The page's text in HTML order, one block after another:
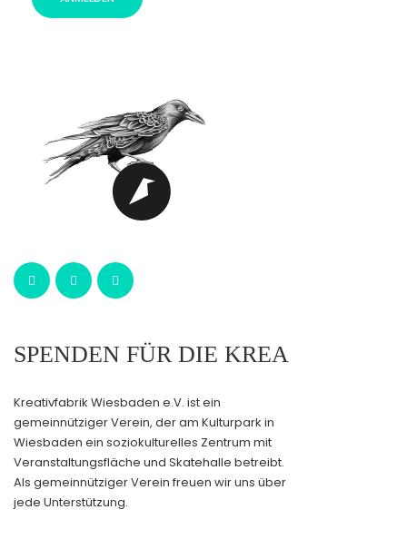
SPENDEN FÜR DIE KREA
Kreativfabrik Wiesbaden e.V. ist ein
gemeinnütziger Verein, der am Kulturpark in
Wiesbaden ein soziokulturelles Zentrum mit
Veranstaltungsfläche und Skatehalle betreibt.
Als gemeinnütziger Verein freuen wir uns über
jede Unterstützung.